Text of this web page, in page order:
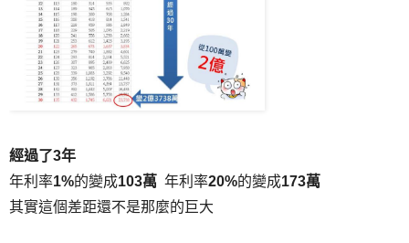
經過了3年
年利率1%的變成103萬 年利率20%的變成173萬
其實這個差距還不是那麼的巨大